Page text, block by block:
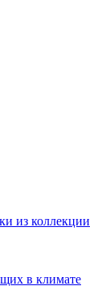
из коллекции
в климате